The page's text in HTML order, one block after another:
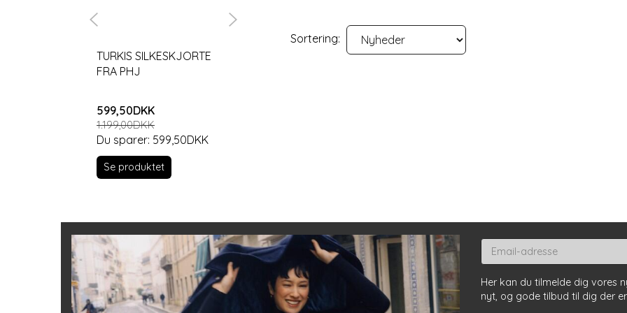
TURKIS SILKESKJORTE
FRA PHJ
599,50DKK
1.199,00DKK
Du sparer: 599,50DKK
Se produktet
SORTE JEANS MED LET
BLÅSORTE BESSIE JEANS
Sortering:
Email-
adresse
Her kan du tilmelde dig vores
nyt, og gode tilbud til dig der